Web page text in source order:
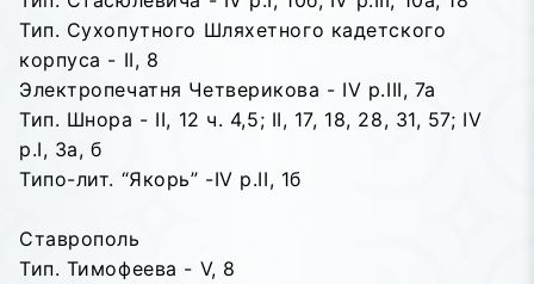
Тип. Сухопутного Шляхетного кадетского
корпуса - II, 8
Электропечатня Четверикова - IV p.III, 7a
Тип. Шнора - II, 12 ч. 4,5; II, 17, 18, 28, 31, 57; IV
p.I, 3a, б
Типо-лит. “Якорь” -IV p.II, 1б
Ставрополь
Тип. Тимофеева - V, 8